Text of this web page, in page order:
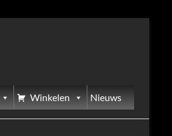
Winkelen Nieuws